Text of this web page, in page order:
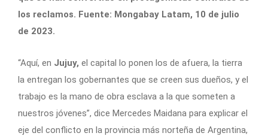
los reclamos. Fuente: Mongabay Latam, 10 de julio
de 2023.
“Aquí, en Jujuy, el capital lo ponen los de afuera, la tierra
la entregan los gobernantes que se creen sus dueños, y el
trabajo es la mano de obra esclava a la que someten a
nuestros jóvenes”, dice Mercedes Maidana para explicar el
eje del conflicto en la provincia más norteña de Argentina,